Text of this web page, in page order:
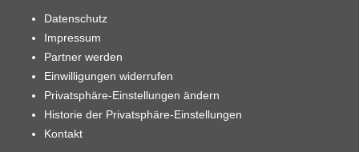
Datenschutz
Impressum
Partner werden
Einwilligungen widerrufen
Privatsphäre-Einstellungen ändern
Historie der Privatsphäre-Einstellungen
Kontakt